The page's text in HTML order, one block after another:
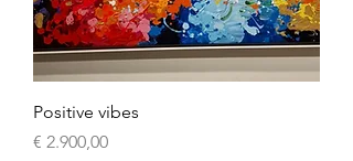
Positive vibes
Prijs
€ 2.900,00